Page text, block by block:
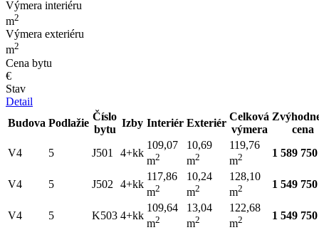
Výmera interiéru
m2
Výmera exteriéru
m2
Cena bytu
€
Stav
Detail
Budova Podlažie
Číslo
bytu
Izby Interiér Exteriér
Celková
výmera
cena
V4
5 J501 4+kk
109,07
m2
10,69
m2
119,76
m2 1 589
V4 5 J502 4+kk
117,86
m2
10,24
m2
128,10
m2 1 549
V4 5 K503 4+kk
109,64
m2
13,04
m2
122,68
m2 1 549